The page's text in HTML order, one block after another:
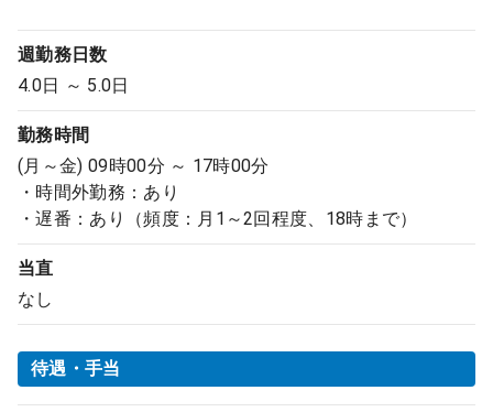
週勤務日数
4.0日 ～ 5.0日
勤務時間
(月～金) 09時00分 ～ 17時00分
・時間外勤務：あり
・遅番：あり（頻度：月1～2回程度、18時まで）
当直
なし
待遇・手当